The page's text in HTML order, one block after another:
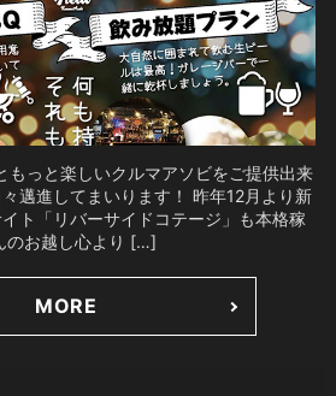
もっと楽しいクルマアソビをご提供出来
邁進してまいります！ 昨年12月より新
ト「リバーサイドコテージ」も本格稼
のお越し心より […]
MORE